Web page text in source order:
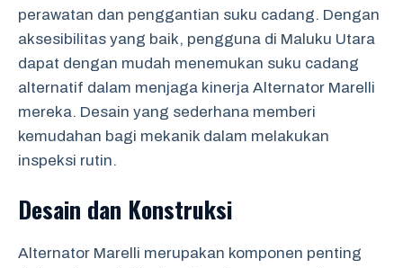
perawatan dan penggantian suku cadang. Dengan
aksesibilitas yang baik, pengguna di Maluku Utara
dapat dengan mudah menemukan suku cadang
alternatif dalam menjaga kinerja Alternator Marelli
mereka. Desain yang sederhana memberi
kemudahan bagi mekanik dalam melakukan
inspeksi rutin.
Desain dan Konstruksi
Alternator Marelli merupakan komponen penting